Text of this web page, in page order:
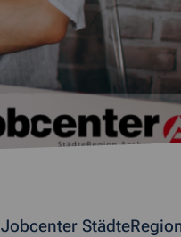
Jobcenter